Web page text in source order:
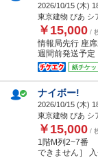
2026/10/15 (木)
東京建物 ぴあ シ
￥15,000 /
情報局先行 座
週間前発送予定
紙チケッ
ナイボー!
2026/10/15 (木)
東京建物 ぴあ シ
￥15,000 /
1階M列2~7番
できません］